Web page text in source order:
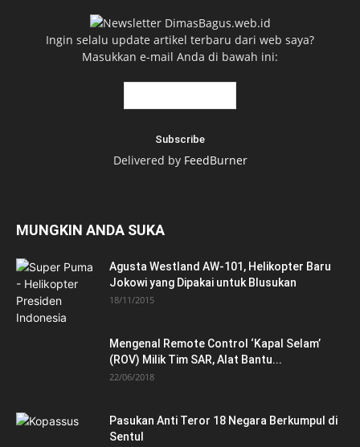
Ingin selalu update artikel terbaru dari web saya?
Masukkan e-mail Anda di bawah ini:
Delivered by FeedBurner
MUNGKIN ANDA SUKA
Agusta Westland AW-101, Helikopter Baru
Jokowi yang Dipakai untuk Blusukan
18/11/2015
Mengenal Remote Control ‘Kapal Selam’
(ROV) Milik Tim SAR, Alat Bantu...
22/06/2018
Pasukan Anti Teror 18 Negara Berkumpul di
Sentul